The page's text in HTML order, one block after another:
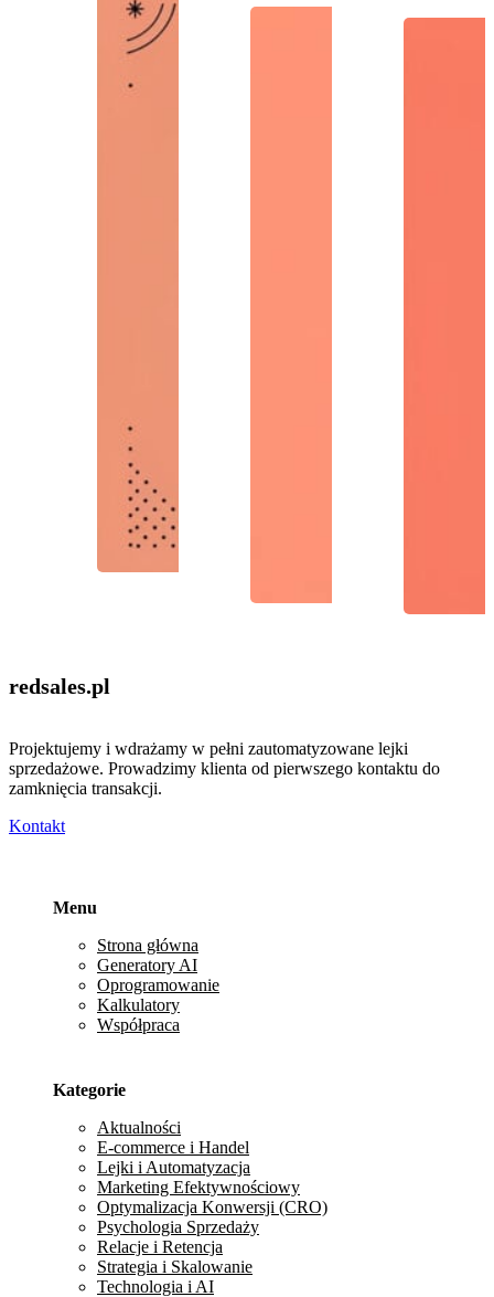
redsales.pl
Projektujemy i wdrażamy w pełni zautomatyzowane lejki
sprzedażowe. Prowadzimy klienta od pierwszego kontaktu do
zamknięcia transakcji.
Kontakt
Menu
Strona główna
Generatory AI
Oprogramowanie
Kalkulatory
Współpraca
Kategorie
Aktualności
E-commerce i Handel
Lejki i Automatyzacja
Marketing Efektywnościowy
Optymalizacja Konwersji (CRO)
Psychologia Sprzedaży
Relacje i Retencja
Strategia i Skalowanie
Technologia i AI